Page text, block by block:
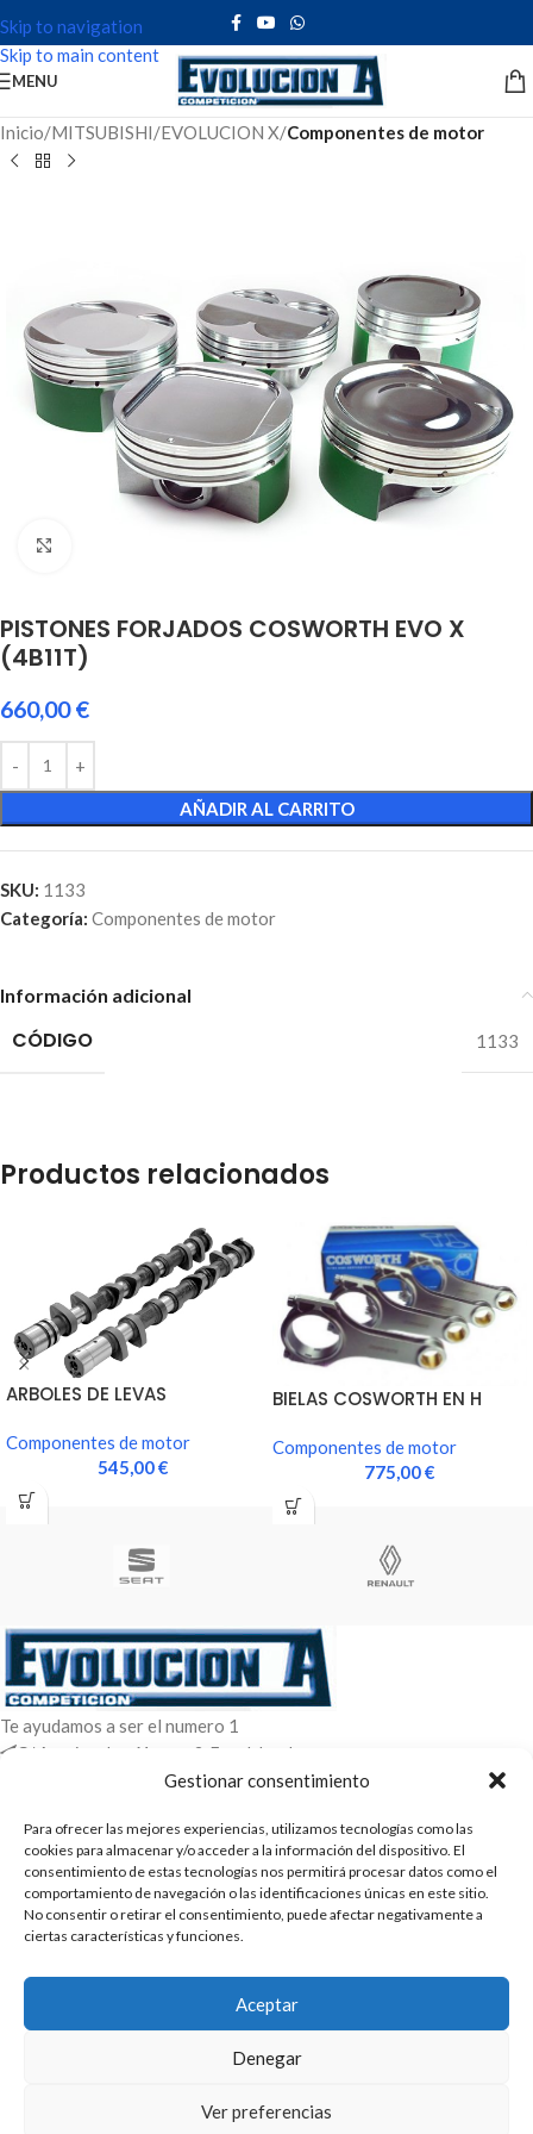
Gestionar consentimiento
Para ofrecer las mejores experiencias, utilizamos tecnologías como las
cookies para almacenar y/o acceder a la información del dispositivo. El
consentimiento de estas tecnologías nos permitirá procesar datos como el
comportamiento de navegación o las identificaciones únicas en este sitio.
No consentir o retirar el consentimiento, puede afectar negativamente a
ciertas características y funciones.
Aceptar
Denegar
Ver preferencias
Skip to navigation
Skip to main content
MENU
Inicio MITSUBISHI EVOLUCION X Componentes de motor
PISTONES FORJADOS COSWORTH EVO X
(4B11T)
660,00€
AÑADIR AL CARRITO
SKU: 1133
Categoría: Componentes de motor
Información adicional
CÓDIGO 1133
Productos relacionados
ARBOLES DE LEVAS
Componentes de motor
545,00€
BIELAS COSWORTH EN H
Componentes de motor
775,00€
Te ayudamos a ser el numero 1
C/ Arquimedes 61 nave 2. Fuenlabrada
WhatsApp +34 670604426
ENTRADAS RECIENTES
POLÍTICAS
2025 | Evolucion-A Competicion: Fabricación y distribución,
comercialización de repuestos para automóvil